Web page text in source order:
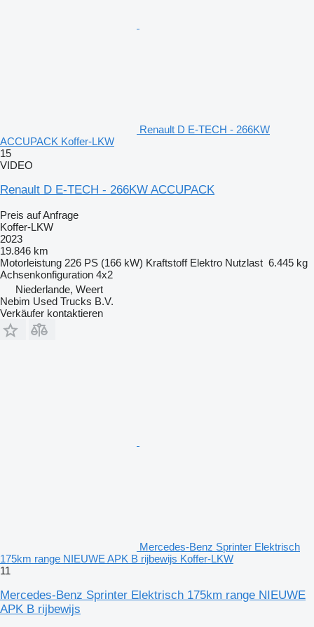
Renault D E-TECH - 266KW
ACCUPACK Koffer-LKW
15
VIDEO
Renault D E-TECH - 266KW ACCUPACK
Preis auf Anfrage
Koffer-LKW
2023
19.846 km
Motorleistung 226 PS (166 kW) Kraftstoff Elektro Nutzlast 6.445 kg
Achsenkonfiguration 4x2
Niederlande, Weert
Nebim Used Trucks B.V.
Verkäufer kontaktieren
Mercedes-Benz Sprinter Elektrisch
175km range NIEUWE APK B rijbewijs Koffer-LKW
11
Mercedes-Benz Sprinter Elektrisch 175km range NIEUWE
APK B rijbewijs